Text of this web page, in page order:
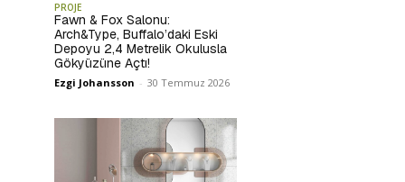
PROJE
Fawn & Fox Salonu:
Arch&Type, Buffalo’daki Eski
Depoyu 2,4 Metrelik Okulusla
Gökyüzüne Açtı!
Ezgi Johansson - 30 Temmuz 2026